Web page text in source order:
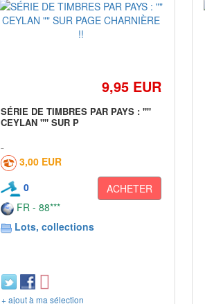
9,95 EUR
SÉRIE DE TIMBRES PAR PAYS : ""
CEYLAN "" SUR P
3,00 EUR
0
ACHETER
FR - 88***
Lots, collections
+ ajout à ma sélection